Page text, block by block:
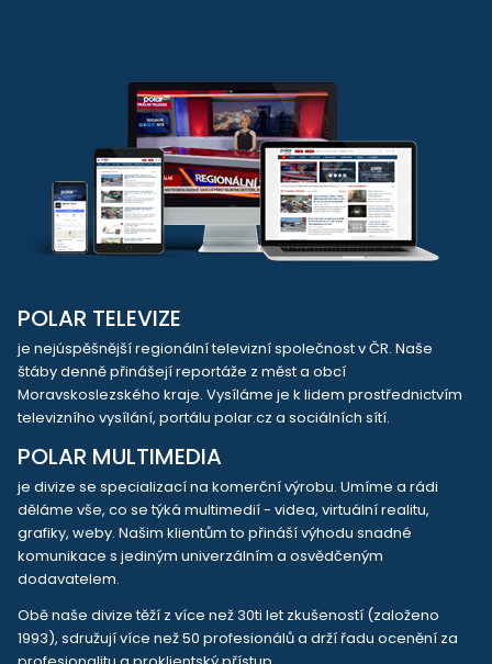
POLAR TELEVIZE
je nejúspěšnější regionální televizní společnost v ČR. Naše
štáby denně přinášejí reportáže z měst a obcí
Moravskoslezského kraje. Vysíláme je k lidem prostřednictvím
televizního vysílání, portálu polar.cz a sociálních sítí.
POLAR MULTIMEDIA
je divize se specializací na komerční výrobu. Umíme a rádi
děláme vše, co se týká multimedií - videa, virtuální realitu,
grafiky, weby. Našim klientům to přináší výhodu snadné
komunikace s jediným univerzálním a osvědčeným
dodavatelem.
Obě naše divize těží z více než 30ti let zkušeností (založeno
1993), sdružují více než 50 profesionálů a drží řadu ocenění za